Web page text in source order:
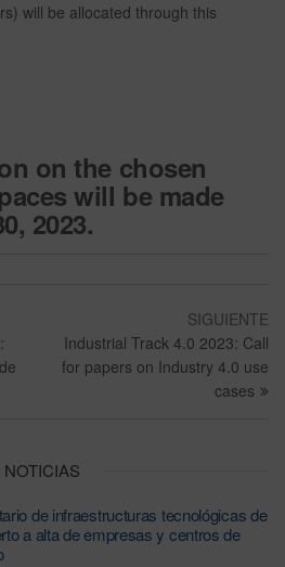
will be allocated through this
on the chosen
will be made
2023.
SIGUIENTE
Industrial Track 4.0 2023: Call
for papers on Industry 4.0 use
cases
NOTICIAS
de infraestructuras tecnológicas de
a alta de empresas y centros de